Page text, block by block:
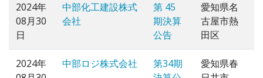
2024年
08月30
日
中部化工建設株式
会社
第 45
期決算
公告
愛知県名
古屋市熱
田区
2024年
中部ロジ株式会社
第34期
愛知県春